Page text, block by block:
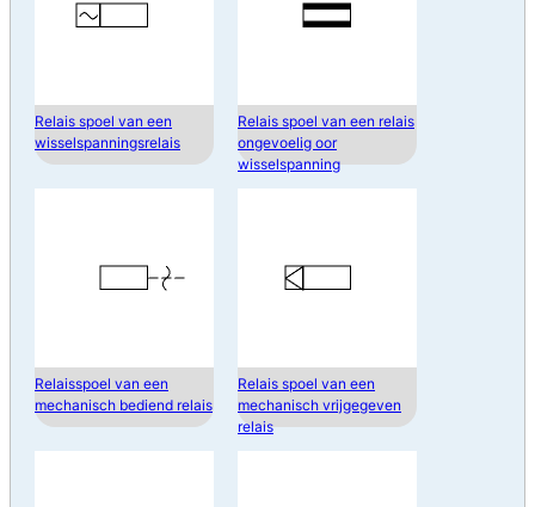
Relais spoel van een
wisselspanningsrelais
Relais spoel van een relais
ongevoelig oor
wisselspanning
Relaisspoel van een
mechanisch bediend relais
Relais spoel van een
mechanisch vrijgegeven
relais